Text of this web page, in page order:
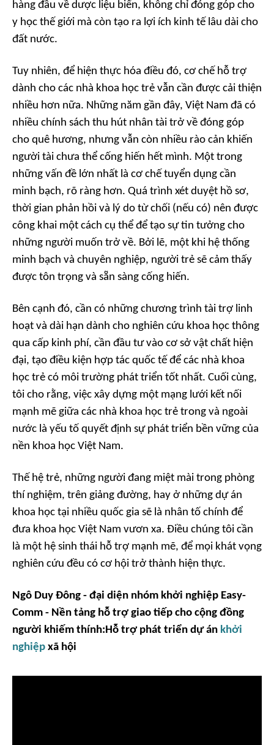
hàng đầu về dược liệu biển, không chỉ đóng góp cho
y học thế giới mà còn tạo ra lợi ích kinh tế lâu dài cho
đất nước.
Tuy nhiên, để hiện thực hóa điều đó, cơ chế hỗ trợ
dành cho các nhà khoa học trẻ vẫn cần được cải thiện
nhiều hơn nữa. Những năm gần đây, Việt Nam đã có
nhiều chính sách thu hút nhân tài trở về đóng góp
cho quê hương, nhưng vẫn còn nhiều rào cản khiến
người tài chưa thể cống hiến hết mình. Một trong
những vấn đề lớn nhất là cơ chế tuyển dụng cần
minh bạch, rõ ràng hơn. Quá trình xét duyệt hồ sơ,
thời gian phản hồi và lý do từ chối (nếu có) nên được
công khai một cách cụ thể để tạo sự tin tưởng cho
những người muốn trở về. Bởi lẽ, một khi hệ thống
minh bạch và chuyên nghiệp, người trẻ sẽ cảm thấy
được tôn trọng và sẵn sàng cống hiến.
Bên cạnh đó, cần có những chương trình tài trợ linh
hoạt và dài hạn dành cho nghiên cứu khoa học thông
qua cấp kinh phí, cần đầu tư vào cơ sở vật chất hiện
đại, tạo điều kiện hợp tác quốc tế để các nhà khoa
học trẻ có môi trường phát triển tốt nhất. Cuối cùng,
tôi cho rằng, việc xây dựng một mạng lưới kết nối
mạnh mẽ giữa các nhà khoa học trẻ trong và ngoài
nước là yếu tố quyết định sự phát triển bền vững của
nền khoa học Việt Nam.
Thế hệ trẻ, những người đang miệt mài trong phòng
thí nghiệm, trên giảng đường, hay ở những dự án
khoa học tại nhiều quốc gia sẽ là nhân tố chính để
đưa khoa học Việt Nam vươn xa. Điều chúng tôi cần
là một hệ sinh thái hỗ trợ mạnh mẽ, để mọi khát vọng
nghiên cứu đều có cơ hội trở thành hiện thực.
Ngô Duy Đông - đại diện nhóm khởi nghiệp Easy-
Comm - Nền tảng hỗ trợ giao tiếp cho cộng đồng
người khiếm thính:Hỗ trợ phát triển dự án khởi
nghiệp xã hội